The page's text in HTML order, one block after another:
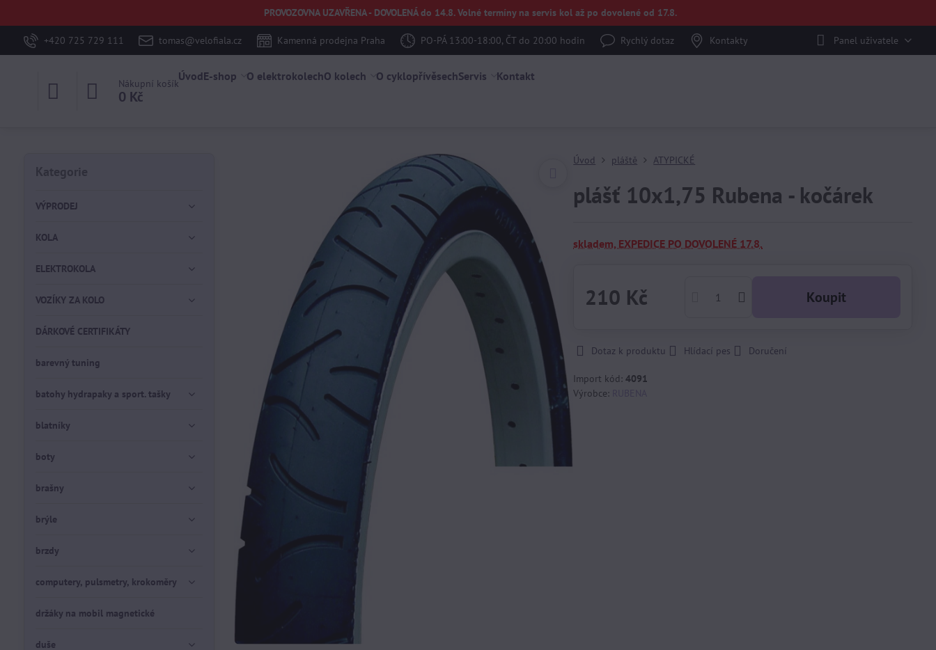
PROVOZOVNA UZAVŘENA - DOVOLENÁ do 14.8. Volné termíny na servis kol až po dovolené od 17.8.
+420 725 729 111 tomas@velofiala.cz Kamenná prodejna Praha PO-PÁ 13:00-18:00, ČT do 20:00 hodin Rychlý dotaz Kontakty Panel uživatele
Nákupní košík
0 Kč
ÚvodE-shop O elektrokolechO kolech O cyklopřívěsechServis Kontakt
Úvod pláště ATYPICKÉ
plášť 10x1,75 Rubena - kočárek
skladem, EXPEDICE PO DOVOLENÉ 17.8.
210 Kč Koupit
Dotaz k produktu Hlídací pes Doručení
Import kód:4091
Výrobce:
Kategorie
VÝPRODEJ
KOLA
ELEKTROKOLA
VOZÍKY ZA KOLO
DÁRKOVÉ CERTIFIKÁTY
barevný tuning
batohy hydrapaky a sport. tašky
blatníky
boty
brašny
brýle
brzdy
computery, pulsmetry, krokoměry
držáky na mobil magnetické
duše